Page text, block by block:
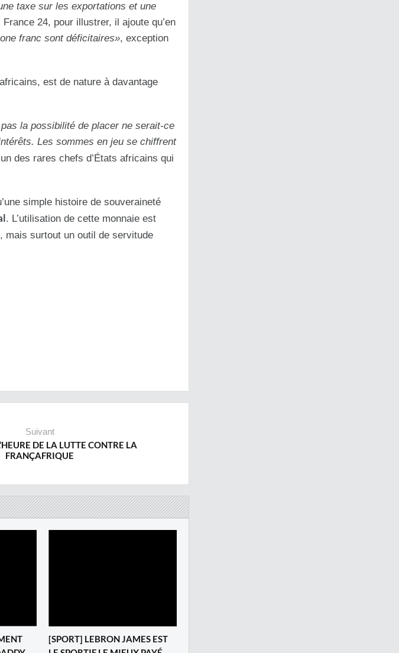
taxe sur les exportations et une
24, pour illustrer, il ajoute qu’en
franc sont déficitaires», exception
est de nature à davantage
la possibilité de placer ne serait-ce
Les sommes en jeu se chiffrent
des rares chefs d’États africains qui
simple histoire de souveraineté
. L’utilisation de cette monnaie est
mais surtout un outil de servitude
Suivant
DE LA LUTTE CONTRE LA
FRANÇAFRIQUE
‎[SPORT] LEBRON JAMES EST